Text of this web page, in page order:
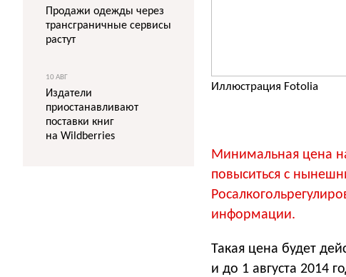
Иллюстрация Fotolia
Минимальная цена
повыситься с
информации.
Такая цена будет
и до 1 августа 2014
Продажи одежды через
трансграничные сервисы
растут
10 АВГ
Издатели
приостанавливают
поставки книг
на Wildberries